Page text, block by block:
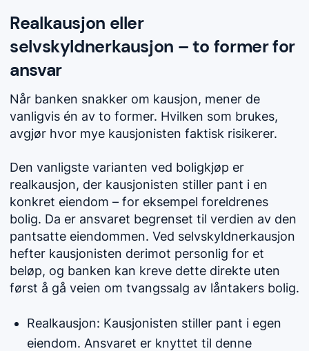
Realkausjon eller
selvskyldnerkausjon – to former for
ansvar
Når banken snakker om kausjon, mener de
vanligvis én av to former. Hvilken som brukes,
avgjør hvor mye kausjonisten faktisk risikerer.
Den vanligste varianten ved boligkjøp er
realkausjon, der kausjonisten stiller pant i en
konkret eiendom – for eksempel foreldrenes
bolig. Da er ansvaret begrenset til verdien av den
pantsatte eiendommen. Ved selvskyldnerkausjon
hefter kausjonisten derimot personlig for et
beløp, og banken kan kreve dette direkte uten
først å gå veien om tvangssalg av låntakers bolig.
Realkausjon: Kausjonisten stiller pant i egen
eiendom. Ansvaret er knyttet til denne